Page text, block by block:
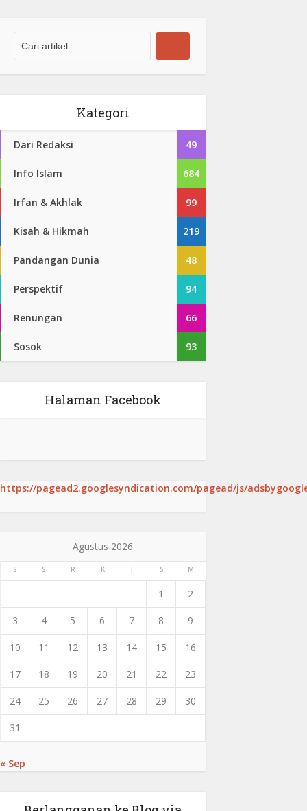
Kategori
Dari Redaksi 49
Info Islam 684
Irfan & Akhlak 99
Kisah & Hikmah 219
Pandangan Dunia 48
Perspektif 94
Renungan 66
Sosok 93
Halaman Facebook
https://pagead2.googlesyndication.com/pagead/js/
Agustus 2026
S S R K J S M
1 2
3 4 5 6 7 8 9
10 11 12 13 14 15 16
17 18 19 20 21 22 23
24 25 26 27 28 29 30
31
« Sep